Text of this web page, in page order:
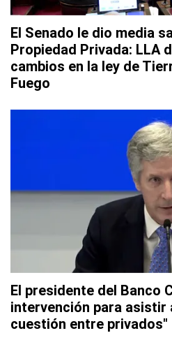
El Senado le dio media
Propiedad Privada: LLA
cambios en la ley de
Fuego
El presidente del Banco
intervención para asistir
cuestión entre privados"